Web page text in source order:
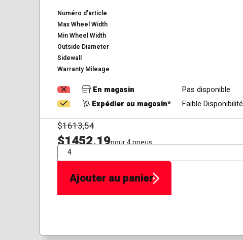
Numéro d'article
Max Wheel Width
Min Wheel Width
Outside Diameter
Sidewall
Warranty Mileage
En magasin
Pas disponible
Expédier au magasin*
Faible Disponibilité
$1613,54
$1452,19pour 4 pneus
QTÉ
Ajouter au panier